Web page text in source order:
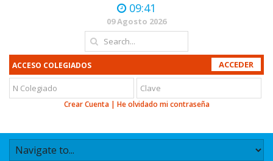
09:41
09 Agosto 2026
ACCESO COLEGIADOS
Crear Cuenta| He olvidado mi contraseña